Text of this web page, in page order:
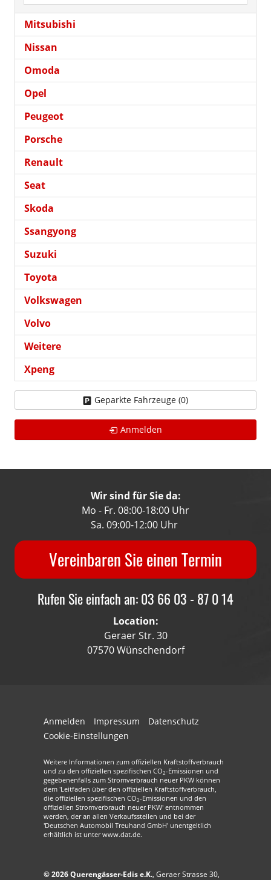
Mitsubishi
Nissan
Omoda
Opel
Peugeot
Porsche
Renault
Seat
Skoda
Ssangyong
Suzuki
Toyota
Volkswagen
Volvo
Weitere
Xpeng
Geparkte Fahrzeuge (0)
Anmelden
Wir sind für Sie da:
Mo - Fr. 08:00-18:00 Uhr
Sa. 09:00-12:00 Uhr
Vereinbaren Sie einen Termin
Rufen Sie einfach an: 03 66 03 - 87 0 14
Location:
Geraer Str. 30
07570 Wünschendorf
Anmelden Impressum
Datenschutz
Cookie-Einstellungen
Weitere Informationen zum offiziellen Kraftstoffverbrauch
und zu den offiziellen spezifischen CO2-Emissionen und
gegebenenfalls zum Stromverbrauch neuer PKW können
dem 'Leitfaden über den offiziellen Kraftstoffverbrauch,
die offiziellen spezifischen CO2-Emissionen und den
offiziellen Stromverbrauch neuer PKW' entnommen
werden, der an allen Verkaufsstellen und bei der
'Deutschen Automobil Treuhand GmbH' unentgeltlich
erhältlich ist unter www.dat.de.
© 2026Querengässer-Edis e.K., Geraer Strasse 30,